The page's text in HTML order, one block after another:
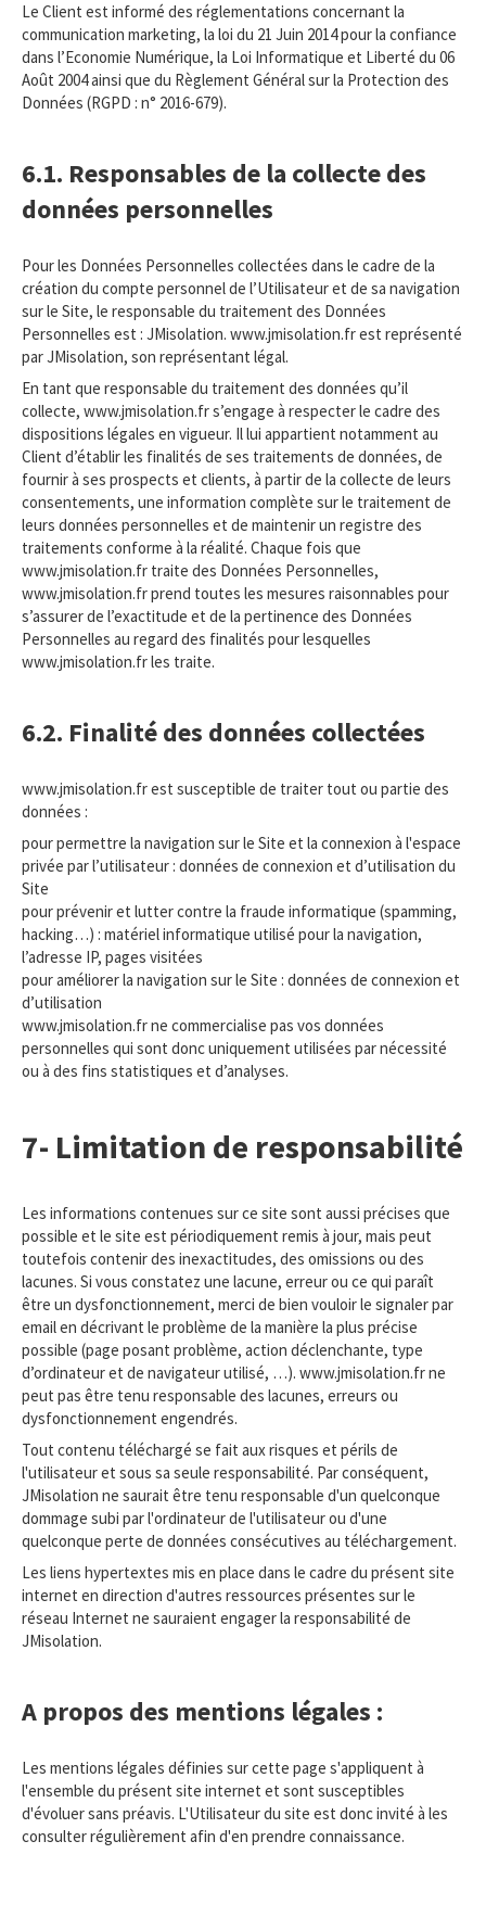
Le Client est informé des réglementations concernant la
communication marketing, la loi du 21 Juin 2014 pour la confiance
dans l’Economie Numérique, la Loi Informatique et Liberté du 06
Août 2004 ainsi que du Règlement Général sur la Protection des
Données (RGPD : n° 2016-679).
6.1. Responsables de la collecte des
données personnelles
Pour les Données Personnelles collectées dans le cadre de la
création du compte personnel de l’Utilisateur et de sa navigation
sur le Site, le responsable du traitement des Données
Personnelles est : JMisolation. www.jmisolation.fr est représenté
par JMisolation, son représentant légal.
En tant que responsable du traitement des données qu’il
collecte, www.jmisolation.fr s’engage à respecter le cadre des
dispositions légales en vigueur. Il lui appartient notamment au
Client d’établir les finalités de ses traitements de données, de
fournir à ses prospects et clients, à partir de la collecte de leurs
consentements, une information complète sur le traitement de
leurs données personnelles et de maintenir un registre des
traitements conforme à la réalité. Chaque fois que
www.jmisolation.fr traite des Données Personnelles,
www.jmisolation.fr prend toutes les mesures raisonnables pour
s’assurer de l’exactitude et de la pertinence des Données
Personnelles au regard des finalités pour lesquelles
www.jmisolation.fr les traite.
6.2. Finalité des données collectées
www.jmisolation.fr est susceptible de traiter tout ou partie des
données :
pour permettre la navigation sur le Site et la connexion à l'espace
privée par l’utilisateur : données de connexion et d’utilisation du
Site
pour prévenir et lutter contre la fraude informatique (spamming,
hacking…) : matériel informatique utilisé pour la navigation,
l’adresse IP, pages visitées
pour améliorer la navigation sur le Site : données de connexion et
d’utilisation
www.jmisolation.fr ne commercialise pas vos données
personnelles qui sont donc uniquement utilisées par nécessité
ou à des fins statistiques et d’analyses.
7- Limitation de responsabilité
Les informations contenues sur ce site sont aussi précises que
possible et le site est périodiquement remis à jour, mais peut
toutefois contenir des inexactitudes, des omissions ou des
lacunes. Si vous constatez une lacune, erreur ou ce qui paraît
être un dysfonctionnement, merci de bien vouloir le signaler par
email en décrivant le problème de la manière la plus précise
possible (page posant problème, action déclenchante, type
d’ordinateur et de navigateur utilisé, …). www.jmisolation.fr ne
peut pas être tenu responsable des lacunes, erreurs ou
dysfonctionnement engendrés.
Tout contenu téléchargé se fait aux risques et périls de
l'utilisateur et sous sa seule responsabilité. Par conséquent,
JMisolation ne saurait être tenu responsable d'un quelconque
dommage subi par l'ordinateur de l'utilisateur ou d'une
quelconque perte de données consécutives au téléchargement.
Les liens hypertextes mis en place dans le cadre du présent site
internet en direction d'autres ressources présentes sur le
réseau Internet ne sauraient engager la responsabilité de
JMisolation.
A propos des mentions légales :
Les mentions légales définies sur cette page s'appliquent à
l'ensemble du présent site internet et sont susceptibles
d'évoluer sans préavis. L'Utilisateur du site est donc invité à les
consulter régulièrement afin d'en prendre connaissance.